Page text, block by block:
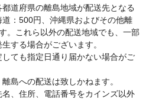
道府県の離島地域が配送先となる
：500円、沖縄県およびその他離
。これら以外の配送地域でも、一部
する場合がございます。
ても指定日通り届かない場合がご
島への配送は致しかねます。
、住所、電話番号をカインズ以外